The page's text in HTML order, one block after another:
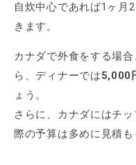
自炊中心であれば1ヶ月
きます。
カナダで外食をする場
ら、ディナーでは5,000
ょう。
さらに、カナダにはチ
際の予算は多めに見積も